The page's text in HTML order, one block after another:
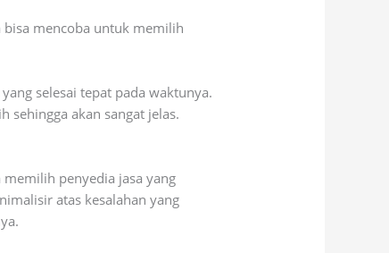
mencoba untuk memilih
selesai tepat pada waktunya.
sehingga akan sangat jelas.
penyedia jasa yang
atas kesalahan yang